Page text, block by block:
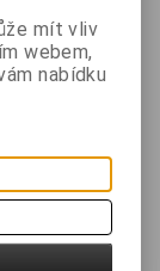
Kč
mít vliv
webem,
nabídku